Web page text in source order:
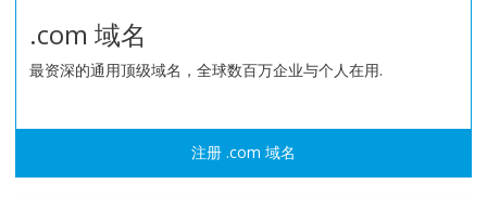
.com 域名
最资深的通用顶级域名，全球数百万企业与个人在用.
注册 .com 域名